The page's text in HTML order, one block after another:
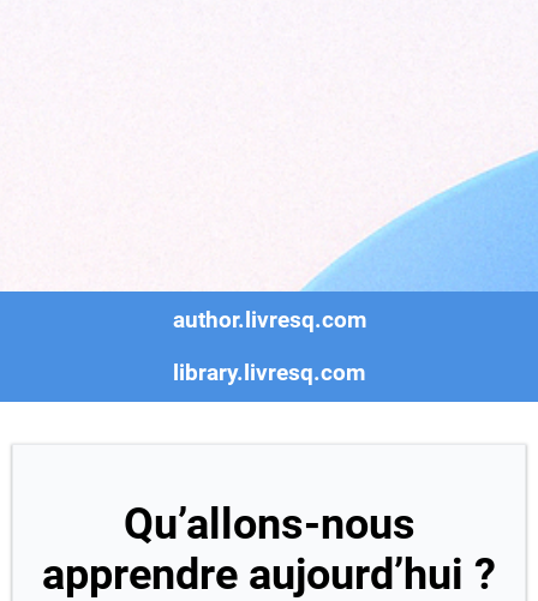
author.livresq.com
library.livresq.com
Qu’allons-nous
apprendre aujourd’hui ?